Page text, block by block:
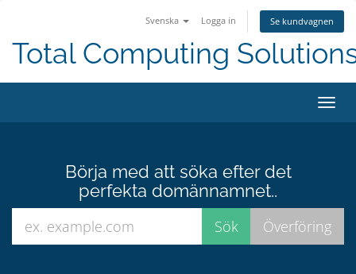
Svenska Logga in Se kundvagnen
Total Computing
Växla
Börja med att söka efter det
perfekta domännamnet..